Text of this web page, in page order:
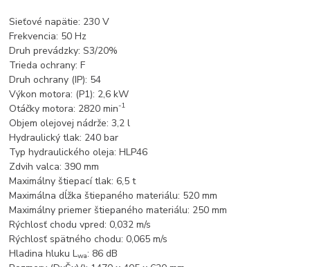
Sieťové napätie: 230 V
Frekvencia: 50 Hz
Druh prevádzky: S3/20%
Trieda ochrany: F
Druh ochrany (IP): 54
Výkon motora: (P1): 2,6 kW
Otáčky motora: 2820 min-1
Objem olejovej nádrže: 3,2 l
Hydraulický tlak: 240 bar
Typ hydraulického oleja: HLP46
Zdvih valca: 390 mm
Maximálny štiepací tlak: 6,5 t
Maximálna dĺžka štiepaného materiálu: 520 mm
Maximálny priemer štiepaného materiálu: 250 mm
Rýchlosť chodu vpred: 0,032 m/s
Rýchlosť spätného chodu: 0,065 m/s
Hladina hluku Lwa: 86 dB